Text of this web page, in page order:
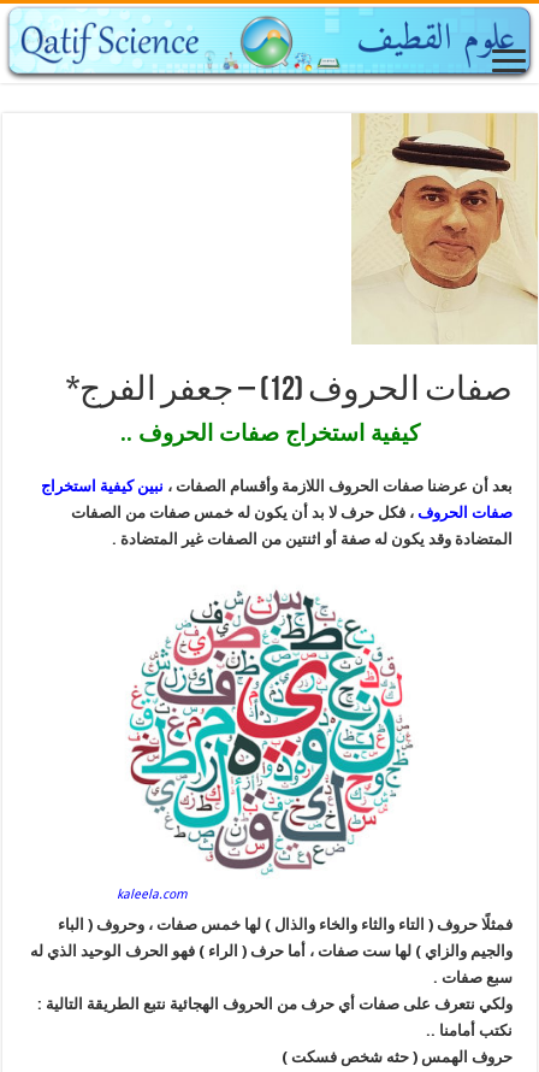
صفات الحروف (12) – جعفر الفرج*
كيفية استخراج صفات الحروف ..
بعد أن عرضنا صفات الحروف اللازمة وأقسام الصفات ، نبين كيفية استخراج
صفات الحروف ، فكل حرف لا بد أن يكون له خمس صفات من الصفات
المتضادة وقد يكون له صفة أو اثنتين من الصفات غير المتضادة .
kaleela.com
فمثلًا حروف ( التاء والثاء والخاء والذال ) لها خمس صفات ، وحروف ( الباء
والجيم والزاي ) لها ست صفات ، أما حرف ( الراء ) فهو الحرف الوحيد الذي له
سبع صفات .
ولكي نتعرف على صفات أي حرف من الحروف الهجائية نتبع الطريقة التالية :
نكتب أمامنا ..
حروف الهمس ( حثه شخص فسكت )